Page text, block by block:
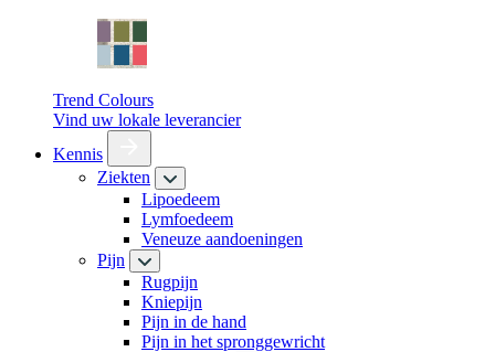
Trend Colours
Vind uw lokale leverancier
Kennis
Ziekten
Lipoedeem
Lymfoedeem
Veneuze aandoeningen
Pijn
Rugpijn
Kniepijn
Pijn in de hand
Pijn in het spronggewricht